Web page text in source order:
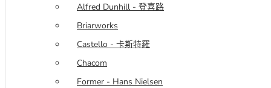
Alfred Dunhill - 登喜路
Briarworks
Castello - 卡斯特羅
Chacom
Former - Hans Nielsen